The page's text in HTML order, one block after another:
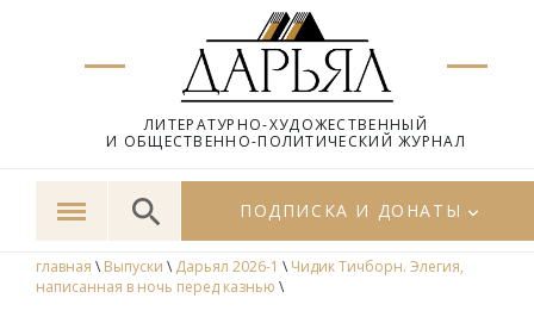
ЛИТЕРАТУРНО-ХУДОЖЕСТВЕННЫЙ
И ОБЩЕСТВЕННО-ПОЛИТИЧЕСКИЙ ЖУРНАЛ
ПОДПИСКА И ДОНАТЫ
главная \ Выпуски \ Дарьял 2026-1 \ Чидик Тичборн. Элегия,
написанная в ночь перед казнью \